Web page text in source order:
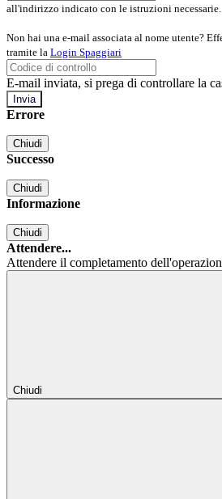
all'indirizzo indicato con le istruzioni necessarie.
Non hai una e-mail associata al nome utente?
tramite la Login Spaggiari
E-mail inviata, si prega di controllare la
Errore
Chiudi
Successo
Chiudi
Informazione
Chiudi
Attendere...
Attendere il completamento
Chiudi